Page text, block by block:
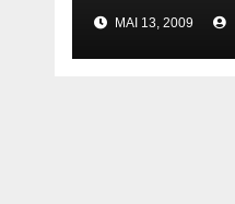
Holidays
MAI 13, 2009